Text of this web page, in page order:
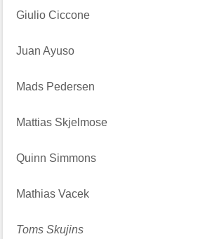
Giulio Ciccone
Juan Ayuso
Mads Pedersen
Mattias Skjelmose
Quinn Simmons
Mathias Vacek
Toms Skujins